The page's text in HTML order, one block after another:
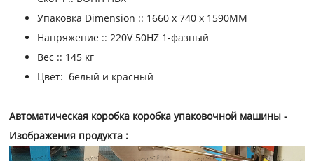
Упаковка Dimension :: 1660 х 740 х 1590MM
Напряжение :: 220V 50HZ 1-фазный
Вес :: 145 кг
Цвет: белый и красный
Автоматическая коробка коробка упаковочной машины -
Изображения продукта :